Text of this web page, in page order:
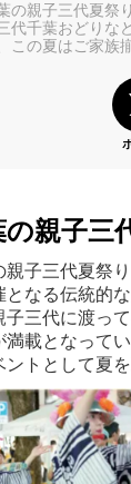
の親子三代夏祭
代千葉おどりな
この夏はご家族
の親子三
親子三代夏祭
となる伝統的
子三代に渡っ
満載となって
ントとして夏